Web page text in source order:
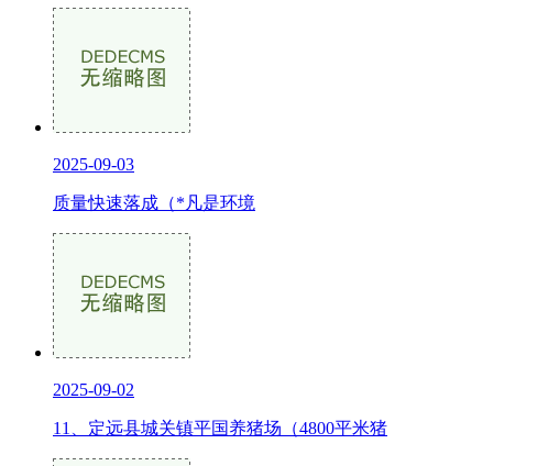
2025-09-03
质量快速落成（*凡是环境
2025-09-02
11、定远县城关镇平国养猪场（4800平米猪